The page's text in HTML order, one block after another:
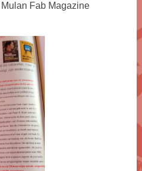
Fab Magazine